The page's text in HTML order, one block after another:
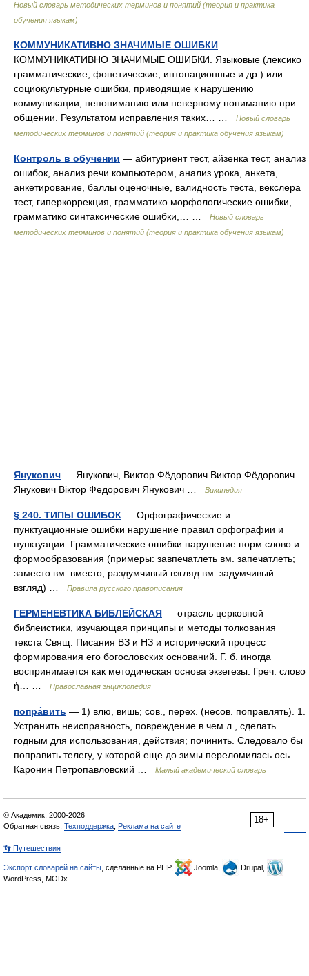
Новый словарь методических терминов и понятий (теория и практика
обучения языкам)
КОММУНИКАТИВНО ЗНАЧИМЫЕ ОШИБКИ —
КОММУНИКАТИВНО ЗНАЧИМЫЕ ОШИБКИ. Языковые (лексико
грамматические, фонетические, интонационные и др.) или
социокультурные ошибки, приводящие к нарушению
коммуникации, непониманию или неверному пониманию при
общении. Результатом исправления таких… …
Новый словарь
методических терминов и понятий (теория и практика обучения языкам)
Контроль в обучении — абитуриент тест, айзенка тест, анализ
ошибок, анализ речи компьютером, анализ урока, анкета,
анкетирование, баллы оценочные, валидность теста, векслера
тест, гиперкоррекция, грамматико морфологические ошибки,
грамматико синтаксические ошибки,… …
Новый словарь
методических терминов и понятий (теория и практика обучения языкам)
Янукович — Янукович, Виктор Фёдорович Виктор Фёдорович
Янукович Віктор Федорович Янукович …
Википедия
§ 240. ТИПЫ ОШИБОК — Орфографические и
пунктуационные ошибки нарушение правил орфографии и
пунктуации. Грамматические ошибки нарушение норм слово и
формообразования (примеры: завпечатлеть вм. запечатлеть;
заместо вм. вместо; раздумчивый взгляд вм. задумчивый
взгляд) …
Правила русского правописания
ГЕРМЕНЕВТИКА БИБЛЕЙСКАЯ — отрасль церковной
библеистики, изучающая принципы и методы толкования
текста Свящ. Писания ВЗ и НЗ и исторический процесс
формирования его богословских оснований. Г. б. иногда
воспринимается как методическая основа экзегезы. Греч. слово
ἡ… …
Православная энциклопедия
попра́вить — 1) влю, вишь; сов., перех. (несов. поправлять). 1.
Устранить неисправность, повреждение в чем л., сделать
годным для использования, действия; починить. Следовало бы
поправить телегу, у которой еще до зимы переломилась ось.
Каронин Петропавловский …
Малый академический словарь
18+
© Академик, 2000-2026
Обратная связь: Техподдержка Реклама на сайте
👣 Путешествия
Экспорт словарей на сайты , сделанные на PHP, Joomla,
Drupal,
WordPress, MODx.